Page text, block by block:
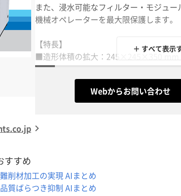
また、浸水可能なフィルター・モジュー
機械オペレーターを最大限保護します。
【特長】
■造形体積の拡大：245×245×350 mm
■400W出力のデュアルレーザー・シス
■ガスフロー・システムの改良
■部品品質と一貫性の向上
■独自の安全システム
＋ すべて表示
Webからお問い合わせ
すすめ
削材加工の実現 AIまとめ
質ばらつき抑制 AIまとめ